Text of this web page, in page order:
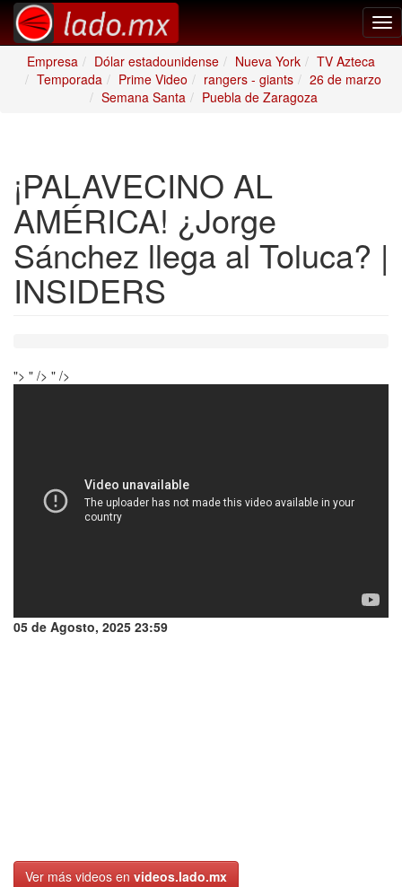
Empresa
Dólar estadounidense Nueva York
TV Azteca
Temporada
Prime Video rangers - giants
26 de marzo
Semana Santa
Puebla de Zaragoza
¡PALAVECINO AL
AMÉRICA! ¿Jorge
Sánchez llega al Toluca? |
INSIDERS
"> " /> " />
05 de Agosto, 2025 23:59
Ver más videos en videos.lado.mx